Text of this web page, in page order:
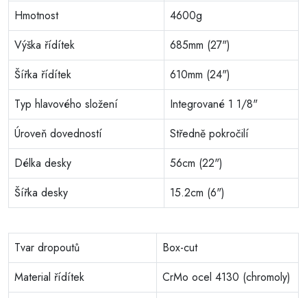
Hmotnost
4600g
Výška řídítek
685mm (27")
Šířka řídítek
610mm (24")
Typ hlavového složení
Integrované 1 1/8"
Úroveň dovedností
Středně pokročilí
Délka desky
56cm (22")
Šířka desky
15.2cm (6")
Tvar dropoutů
Box-cut
Material řídítek
CrMo ocel 4130 (chromoly)